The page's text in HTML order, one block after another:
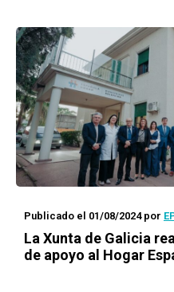
Publicado el 01/08/2024por
La Xunta de Galicia
de apoyo al Hogar